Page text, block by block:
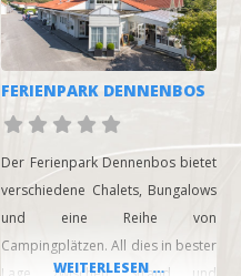
Badeortes Oostkapelle liegt
ebenfalls um die Ecke. Egal, ob Sie
mit Ihrem eigenen Zelt kommen
oder eine Unterkunft bei uns
mieten, wir freuen
FERIENPARK DENNENBOS
Der Ferienpark Dennenbos bietet
verschiedene Chalets, Bungalows
und eine Reihe von
Campingplätzen. All dies in bester
WEITERLESEN …